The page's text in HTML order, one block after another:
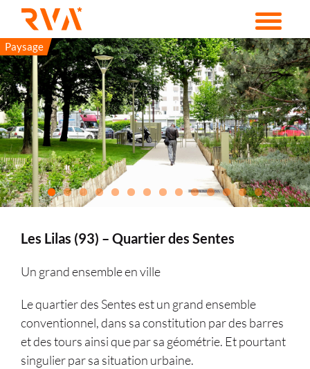
Passer
contenu
Paysage
Les Lilas (93) – Quartier des Sentes
Un grand ensemble en ville
Le quartier des Sentes est un grand ensemble
conventionnel, dans sa constitution par des barres
et des tours ainsi que par sa géométrie. Et pourtant
singulier par sa situation urbaine.